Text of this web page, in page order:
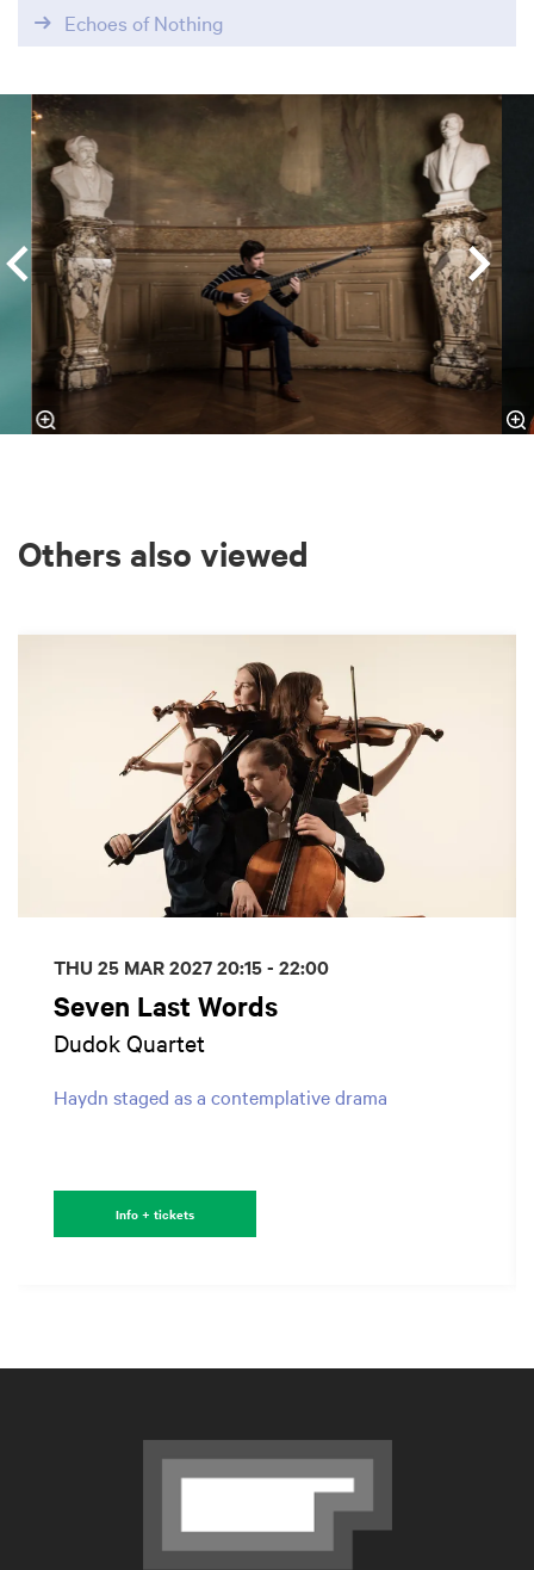
Echoes of Nothing
Others also viewed
Seven Last Words
Dudok Quartet
Haydn staged as a contemplative drama
THU 25 MAR 202720:15 - 22:00
Info + tickets